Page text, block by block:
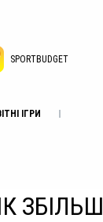
SPORTBUDGET
ІГРИ